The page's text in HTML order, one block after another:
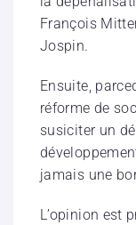
François
Jospin.
Ensuite,
réforme de
susiciter un
jamais une
L’opinion est